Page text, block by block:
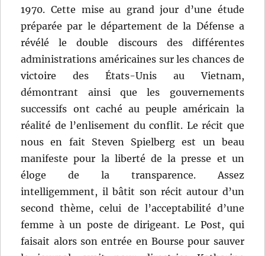
1970. Cette mise au grand jour d’une étude
préparée par le département de la Défense a
révélé le double discours des différentes
administrations américaines sur les chances de
victoire des États-Unis au Vietnam,
démontrant ainsi que les gouvernements
successifs ont caché au peuple américain la
réalité de l’enlisement du conflit. Le récit que
nous en fait Steven Spielberg est un beau
manifeste pour la liberté de la presse et un
éloge de la transparence. Assez
intelligemment, il bâtit son récit autour d’un
second thème, celui de l’acceptabilité d’une
femme à un poste de dirigeant. Le Post, qui
faisait alors son entrée en Bourse pour sauver